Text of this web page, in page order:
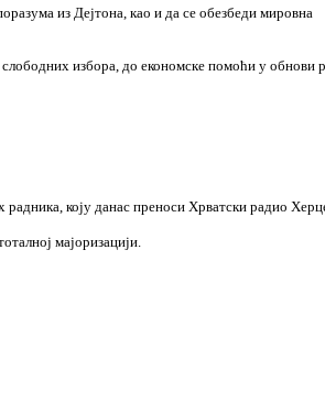
из Дејтона, као и да се обезбеди мировна
избора, до економске помоћи у обнови
коју данас преноси Хрватски радио
мајоризацији.